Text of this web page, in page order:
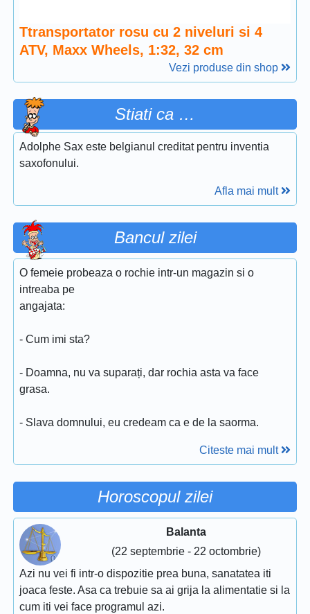
Ttransportator rosu cu 2 niveluri si 4
ATV, Maxx Wheels, 1:32, 32 cm
Vezi produse din shop
Stiati ca …
Adolphe Sax este belgianul creditat pentru inventia
saxofonului.
Afla mai mult
Bancul zilei
O femeie probeaza o rochie intr-un magazin si o
intreaba pe
angajata:
- Cum imi sta?
- Doamna, nu va suparați, dar rochia asta va face
grasa.
- Slava domnului, eu credeam ca e de la saorma.
Citeste mai mult
Horoscopul zilei
Balanta
(22 septembrie - 22 octombrie)
Azi nu vei fi intr-o dispozitie prea buna, sanatatea iti
joaca feste. Asa ca trebuie sa ai grija la alimentatie si la
cum iti vei face programul azi.